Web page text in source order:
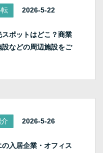
2026-5-22
ポットはどこ？商業
などの周辺施設をご
2026-5-26
入居企業・オフィス